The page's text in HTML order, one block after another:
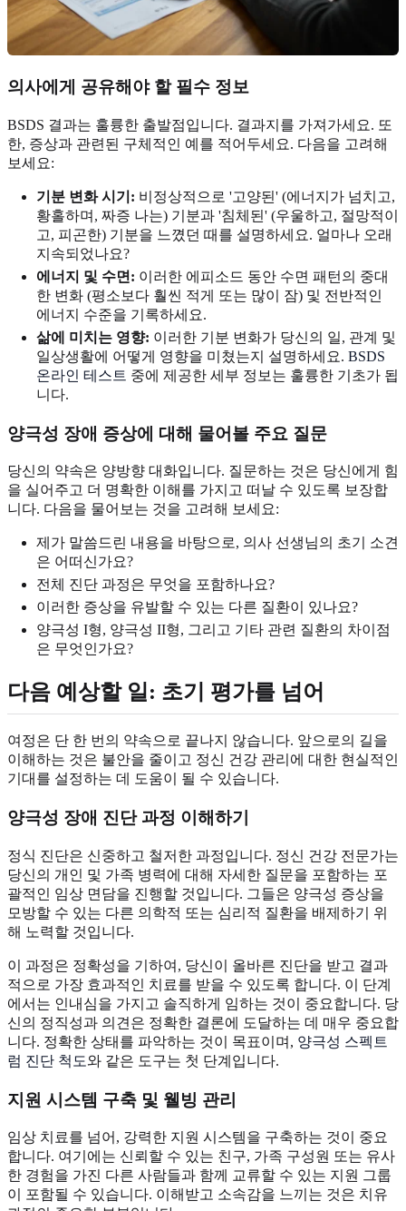
의사에게 공유해야 할 필수 정보
BSDS 결과는 훌륭한 출발점입니다. 결과지를 가져가세요. 또
한, 증상과 관련된 구체적인 예를 적어두세요. 다음을 고려해
보세요:
기분 변화 시기: 비정상적으로 '고양된' (에너지가 넘치고,
황홀하며, 짜증 나는) 기분과 '침체된' (우울하고, 절망적이
고, 피곤한) 기분을 느꼈던 때를 설명하세요. 얼마나 오래
지속되었나요?
에너지 및 수면: 이러한 에피소드 동안 수면 패턴의 중대
한 변화 (평소보다 훨씬 적게 또는 많이 잠) 및 전반적인
에너지 수준을 기록하세요.
삶에 미치는 영향: 이러한 기분 변화가 당신의 일, 관계 및
일상생활에 어떻게 영향을 미쳤는지 설명하세요. BSDS
온라인 테스트 중에 제공한 세부 정보는 훌륭한 기초가 됩
니다.
양극성 장애 증상에 대해 물어볼 주요 질문
당신의 약속은 양방향 대화입니다. 질문하는 것은 당신에게 힘
을 실어주고 더 명확한 이해를 가지고 떠날 수 있도록 보장합
니다. 다음을 물어보는 것을 고려해 보세요:
제가 말씀드린 내용을 바탕으로, 의사 선생님의 초기 소견
은 어떠신가요?
전체 진단 과정은 무엇을 포함하나요?
이러한 증상을 유발할 수 있는 다른 질환이 있나요?
양극성 I형, 양극성 II형, 그리고 기타 관련 질환의 차이점
은 무엇인가요?
다음 예상할 일: 초기 평가를 넘어
여정은 단 한 번의 약속으로 끝나지 않습니다. 앞으로의 길을
이해하는 것은 불안을 줄이고 정신 건강 관리에 대한 현실적인
기대를 설정하는 데 도움이 될 수 있습니다.
양극성 장애 진단 과정 이해하기
정식 진단은 신중하고 철저한 과정입니다. 정신 건강 전문가는
당신의 개인 및 가족 병력에 대해 자세한 질문을 포함하는 포
괄적인 임상 면담을 진행할 것입니다. 그들은 양극성 증상을
모방할 수 있는 다른 의학적 또는 심리적 질환을 배제하기 위
해 노력할 것입니다.
이 과정은 정확성을 기하여, 당신이 올바른 진단을 받고 결과
적으로 가장 효과적인 치료를 받을 수 있도록 합니다. 이 단계
에서는 인내심을 가지고 솔직하게 임하는 것이 중요합니다. 당
신의 정직성과 의견은 정확한 결론에 도달하는 데 매우 중요합
니다. 정확한 상태를 파악하는 것이 목표이며, 양극성 스펙트
럼 진단 척도와 같은 도구는 첫 단계입니다.
지원 시스템 구축 및 웰빙 관리
임상 치료를 넘어, 강력한 지원 시스템을 구축하는 것이 중요
합니다. 여기에는 신뢰할 수 있는 친구, 가족 구성원 또는 유사
한 경험을 가진 다른 사람들과 함께 교류할 수 있는 지원 그룹
이 포함될 수 있습니다. 이해받고 소속감을 느끼는 것은 치유